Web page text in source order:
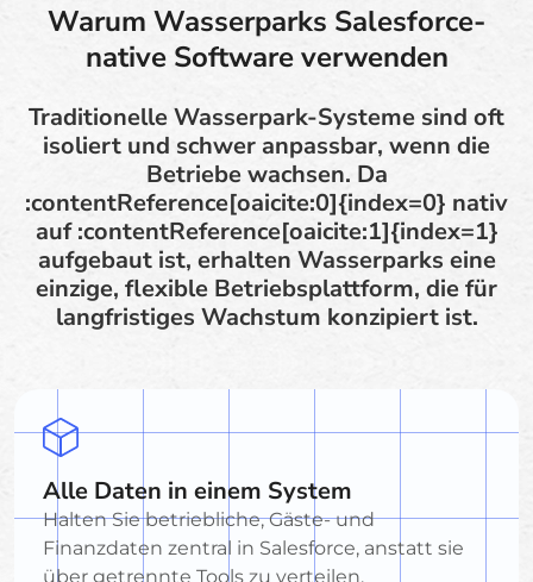
Warum Wasserparks Salesforce-
native Software verwenden
Traditionelle Wasserpark-Systeme sind oft
isoliert und schwer anpassbar, wenn die
Betriebe wachsen. Da
:contentReference[oaicite:0]{index=0} nativ
auf :contentReference[oaicite:1]{index=1}
aufgebaut ist, erhalten Wasserparks eine
einzige, flexible Betriebsplattform, die für
langfristiges Wachstum konzipiert ist.
Alle Daten in einem System
Halten Sie betriebliche, Gäste- und
Finanzdaten zentral in Salesforce, anstatt sie
über getrennte Tools zu verteilen.